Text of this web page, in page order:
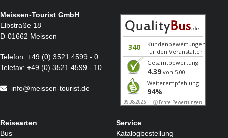
Meissen-Tourist GmbH
Elbstraße 18
D-01662 Meissen
Telefon: +49 (0) 3521 4599 - 0
Telefax: +49 (0) 3521 4599 - 10
info@meissen-tourist.de
Reisearten
Bus
Service
Katalogbestellung